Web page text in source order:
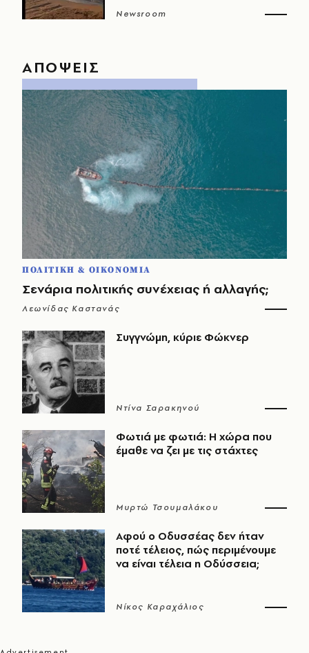
Newsroom
ΑΠΟΨΕΙΣ
ΠΟΛΙΤΙΚΗ & ΟΙΚΟΝΟΜΙΑ
Σενάρια πολιτικής συνέχειας ή αλλαγής;
Λεωνίδας Καστανάς
Συγγνώμη, κύριε Φώκνερ
Ντίνα Σαρακηνού
Φωτιά με φωτιά: Η χώρα που
έμαθε να ζει με τις στάχτες
Μυρτώ Τσουμαλάκου
Αφού ο Οδυσσέας δεν ήταν
ποτέ τέλειος, πώς περιμένουμε
να είναι τέλεια η Οδύσσεια;
Νίκος Καραχάλιος